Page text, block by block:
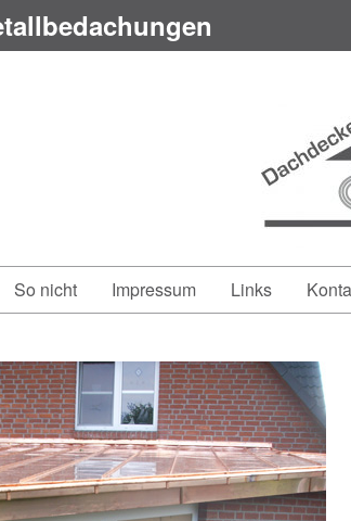
So nicht Impressum Links